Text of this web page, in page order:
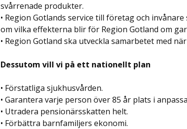
svårrenade produkter.
• Region Gotlands service till företag och
om vilka effekterna blir för Region Gotland om
• Region Gotland ska utveckla samarbetet med
Dessutom vill vi på ett nationellt plan
• Förstatliga sjukhusvården.
• Garantera varje person över 85 år plats i
• Utradera pensionärsskatten helt.
• Förbättra barnfamiljers ekonomi.